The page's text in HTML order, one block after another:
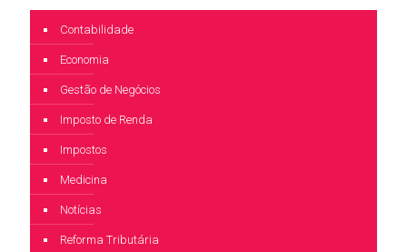
Contabilidade
Economia
Gestão de Negócios
Imposto de Renda
Impostos
Medicina
Notícias
Reforma Tributária